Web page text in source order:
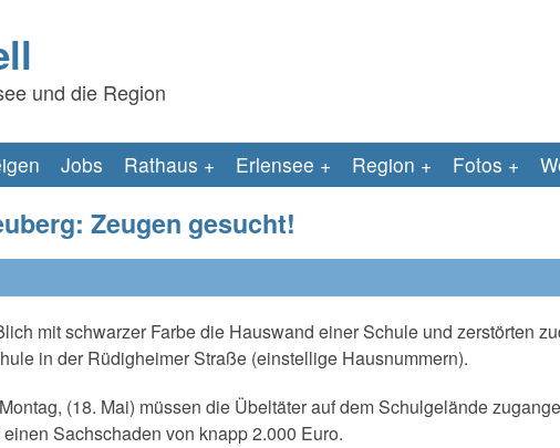
und die Region
Jobs Rathaus Erlensee Region Fotos
Zeugen gesucht!
mit schwarzer Farbe die Hauswand einer Schule und zerstörten
in der Rüdigheimer Straße (einstellige Hausnummern).
(18. Mai) müssen die Übeltäter auf dem Schulgelände zugange
Sachschaden von knapp 2.000 Euro.